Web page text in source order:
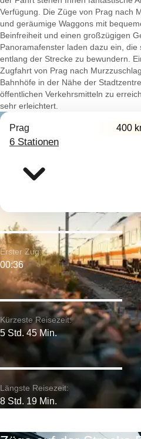
Verfügung. Die Züge von Prag nach
und geräumige Waggons mit
Beinfreiheit und einen großzügigen
Panoramafenster laden dazu ein, die
entlang der Strecke zu bewundern.
Zugfahrt von Prag nach
Bahnhöfe in der Nähe der
öffentlichen Verkehrsmitteln zu
sehr erleichtert.
Prag 400
6 Stationen
Kürzeste Reisezeit:
5 Std. 45 Min.
Erster Zug:
00:36
Längste Reisezeit:
8 Std. 19 Min.